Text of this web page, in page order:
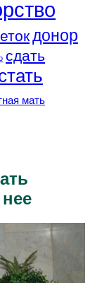
донор
сдать
мать